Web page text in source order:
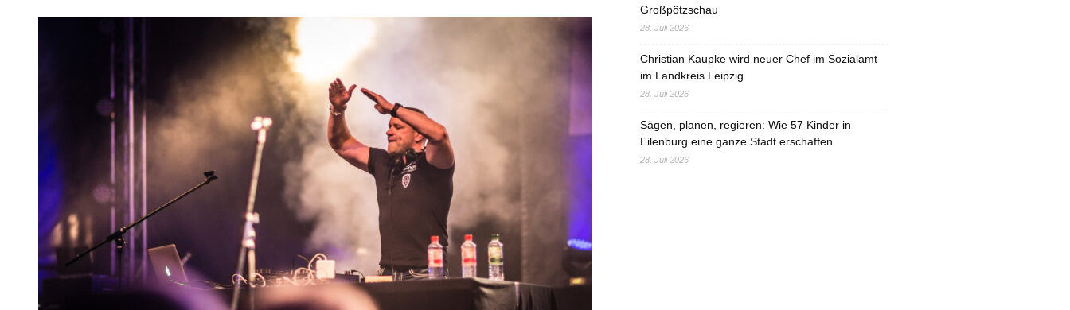
Großpötzschau
28. Juli 2026
Christian Kaupke wird neuer Chef im Sozialamt
im Landkreis Leipzig
28. Juli 2026
Sägen, planen, regieren: Wie 57 Kinder in
Eilenburg eine ganze Stadt erschaffen
28. Juli 2026